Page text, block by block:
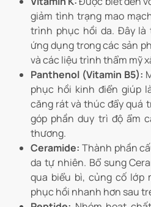
giảm tình trạng mao
trình phục hồi da. Đây
ứng dụng trong các sản
và các liệu trình thẩm mỹ
Panthenol (Vitamin B5):
phục hồi kinh điển giúp
căng rát và thúc đẩy quá
góp phần duy trì độ ẩm
thương.
Ceramide: Thành phần
da tự nhiên. Bổ sung
qua biểu bì, củng cố lớp
phục hồi nhanh hơn sau